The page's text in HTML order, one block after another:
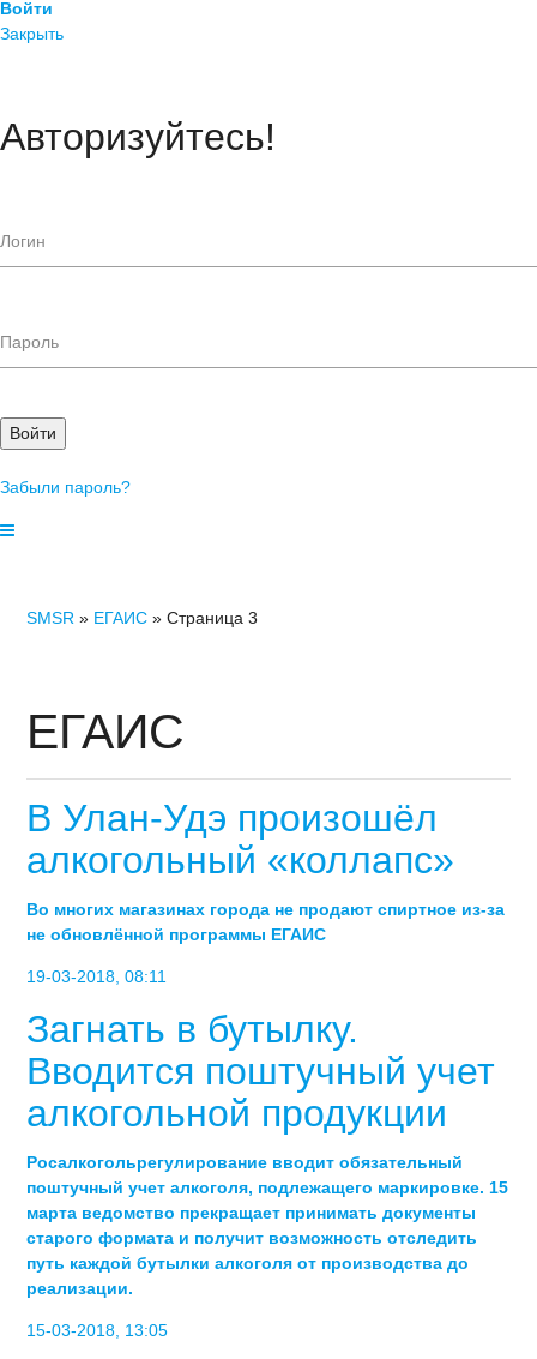
Войти
Закрыть
Авторизуйтесь!
Войти
Забыли пароль?
SMSR » ЕГАИС » Страница 3
ЕГАИС
В Улан-Удэ произошёл
алкогольный «коллапс»
Во многих магазинах города не продают спиртное из-за
не обновлённой программы ЕГАИС
19-03-2018, 08:11
Загнать в бутылку.
Вводится поштучный учет
алкогольной продукции
Росалкогольрегулирование вводит обязательный
поштучный учет алкоголя, подлежащего маркировке. 15
марта ведомство прекращает принимать документы
старого формата и получит возможность отследить
путь каждой бутылки алкоголя от производства до
реализации.
15-03-2018, 13:05